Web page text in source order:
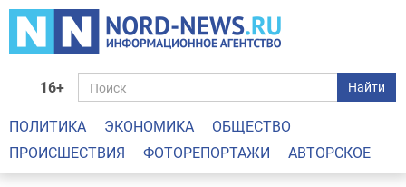
16+ Найти
ПОЛИТИКА ЭКОНОМИКА
ОБЩЕСТВО
ПРОИСШЕСТВИЯ
ФОТОРЕПОРТАЖИ АВТОРСКОЕ